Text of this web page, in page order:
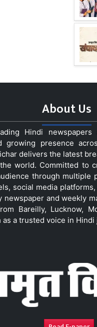
About Us
Hindi newspapers
growing presence
delivers the latest
world. Committed to
through multiple
social media
and weekly
Bareilly, Lucknow,
a trusted voice in